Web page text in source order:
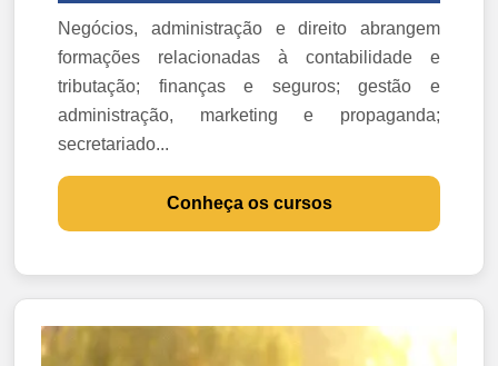
Negócios, administração e direito abrangem
formações relacionadas à contabilidade e
tributação; finanças e seguros; gestão e
administração, marketing e propaganda;
secretariado...
Conheça os cursos